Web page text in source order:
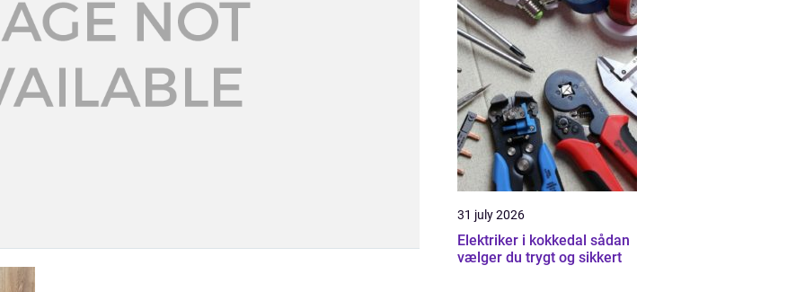
31 july 2026
Elektriker i kokkedal sådan
vælger du trygt og sikkert